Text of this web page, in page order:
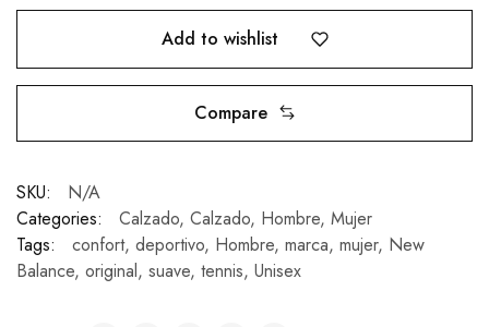
Add to wishlist
Compare
SKU:
N/A
Categories:
Calzado, Calzado, Hombre, Mujer
Tags:
confort, deportivo, Hombre, marca, mujer, New
Balance, original, suave, tennis, Unisex